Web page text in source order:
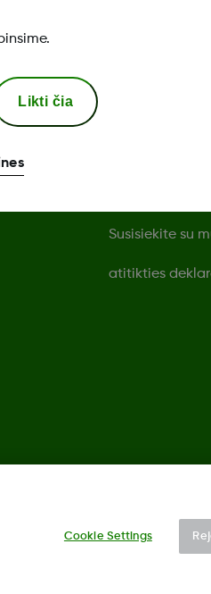
Daugiau
Saugos
Privatumo
Naudojimo
Susisiekite su
atitikties
Cookie Settings
Likti čia